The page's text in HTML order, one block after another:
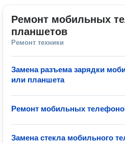
Ремонт мобильных
планшетов
Ремонт техники
Замена разъема зарядки
или планшета
Ремонт мобильных
Замена стекла мобильного